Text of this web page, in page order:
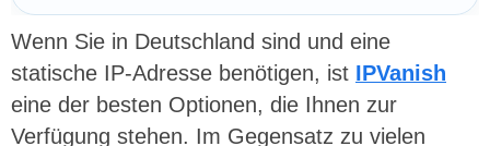
Wenn Sie in Deutschland sind und eine
statische IP-Adresse benötigen, ist IPVanish
eine der besten Optionen, die Ihnen zur
Verfügung stehen. Im Gegensatz zu vielen